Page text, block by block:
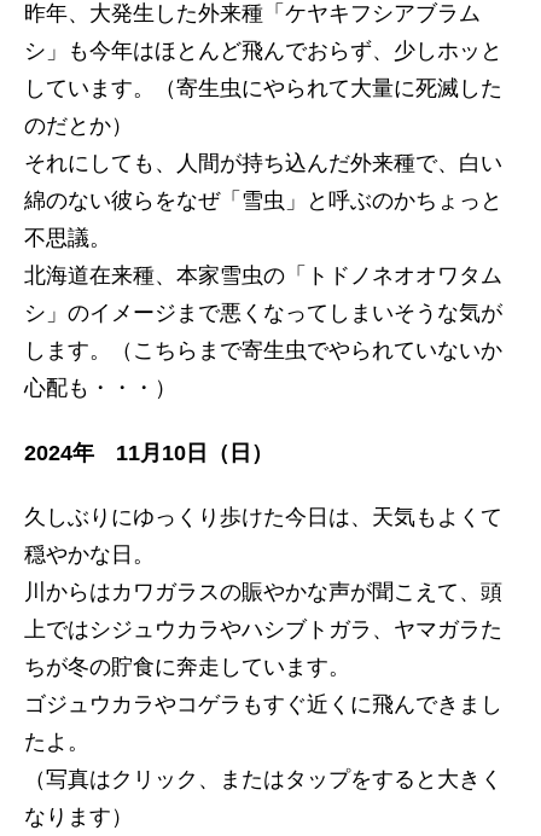
昨年、大発生した外来種「ケヤキフシアブラム
シ」も今年はほとんど飛んでおらず、少しホッと
しています。（寄生虫にやられて大量に死滅した
のだとか）
それにしても、人間が持ち込んだ外来種で、白い
綿のない彼らをなぜ「雪虫」と呼ぶのかちょっと
不思議。
北海道在来種、本家雪虫の「トドノネオオワタム
シ」のイメージまで悪くなってしまいそうな気が
します。（こちらまで寄生虫でやられていないか
心配も・・・）
2024年 11月10日（日）
久しぶりにゆっくり歩けた今日は、天気もよくて
穏やかな日。
川からはカワガラスの賑やかな声が聞こえて、頭
上ではシジュウカラやハシブトガラ、ヤマガラた
ちが冬の貯食に奔走しています。
ゴジュウカラやコゲラもすぐ近くに飛んできまし
たよ。
（写真はクリック、またはタップをすると大きく
なります）